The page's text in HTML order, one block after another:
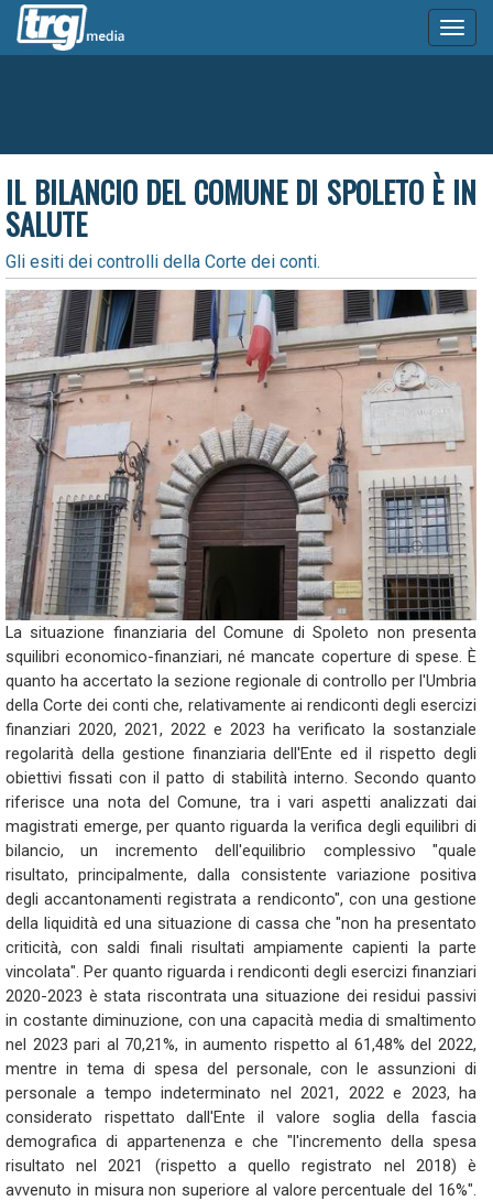
IL BILANCIO DEL COMUNE DI SPOLETO È IN
SALUTE
Gli esiti dei controlli della Corte dei conti.
La situazione finanziaria del Comune di Spoleto non presenta
squilibri economico-finanziari, né mancate coperture di spese. È
quanto ha accertato la sezione regionale di controllo per l'Umbria
della Corte dei conti che, relativamente ai rendiconti degli esercizi
finanziari 2020, 2021, 2022 e 2023 ha verificato la sostanziale
regolarità della gestione finanziaria dell'Ente ed il rispetto degli
obiettivi fissati con il patto di stabilità interno. Secondo quanto
riferisce una nota del Comune, tra i vari aspetti analizzati dai
magistrati emerge, per quanto riguarda la verifica degli equilibri di
bilancio, un incremento dell'equilibrio complessivo "quale
risultato, principalmente, dalla consistente variazione positiva
degli accantonamenti registrata a rendiconto", con una gestione
della liquidità ed una situazione di cassa che "non ha presentato
criticità, con saldi finali risultati ampiamente capienti la parte
vincolata". Per quanto riguarda i rendiconti degli esercizi finanziari
2020-2023 è stata riscontrata una situazione dei residui passivi
in costante diminuzione, con una capacità media di smaltimento
nel 2023 pari al 70,21%, in aumento rispetto al 61,48% del 2022,
mentre in tema di spesa del personale, con le assunzioni di
personale a tempo indeterminato nel 2021, 2022 e 2023, ha
considerato rispettato dall'Ente il valore soglia della fascia
demografica di appartenenza e che "l'incremento della spesa
risultato nel 2021 (rispetto a quello registrato nel 2018) è
avvenuto in misura non superiore al valore percentuale del 16%".